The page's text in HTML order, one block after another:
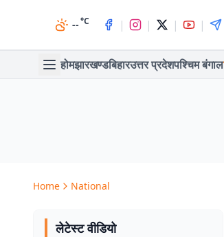
--°C | | | |
होमझारखण्डबिहारउत्तर प्रदेशपश्चिम बंगाल
Home National
लेटेस्ट वीडियो